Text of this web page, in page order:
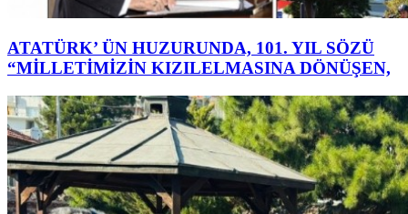
ATATÜRK’ ÜN HUZURUNDA, 101. YIL SÖZÜ
“MİLLETİMİZİN KIZILELMASINA DÖNÜŞEN,